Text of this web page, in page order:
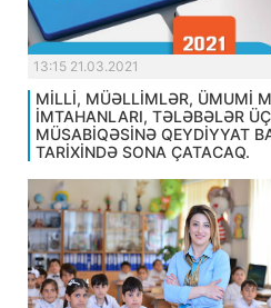
13:15 21.03.2021
MİLLİ, MÜƏLLİMLƏR, ÜMUMİ
İMTAHANLARI, TƏLƏBƏLƏR
MÜSABİQƏSİNƏ QEYDİYYAT
TARİXİNDƏ SONA ÇATACAQ.